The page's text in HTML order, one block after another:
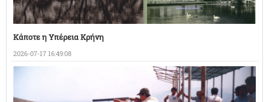
Κάποτε η Υπέρεια Κρήνη
2026-07-17 16:49:08